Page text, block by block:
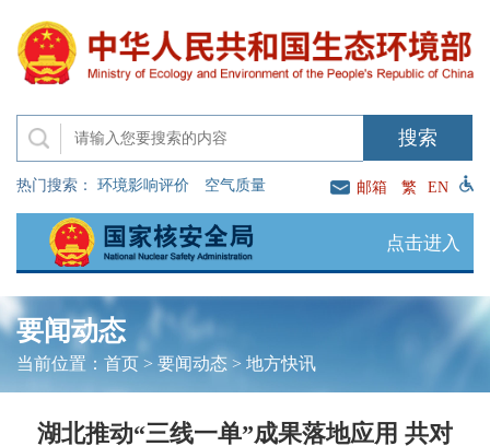
热门搜索： 环境影响评价 空气质量 邮箱 繁 EN
点击进入
要闻动态
当前位置： 首页> 要闻动态 > 地方快讯
湖北推动“三线一单”成果落地应用 共对